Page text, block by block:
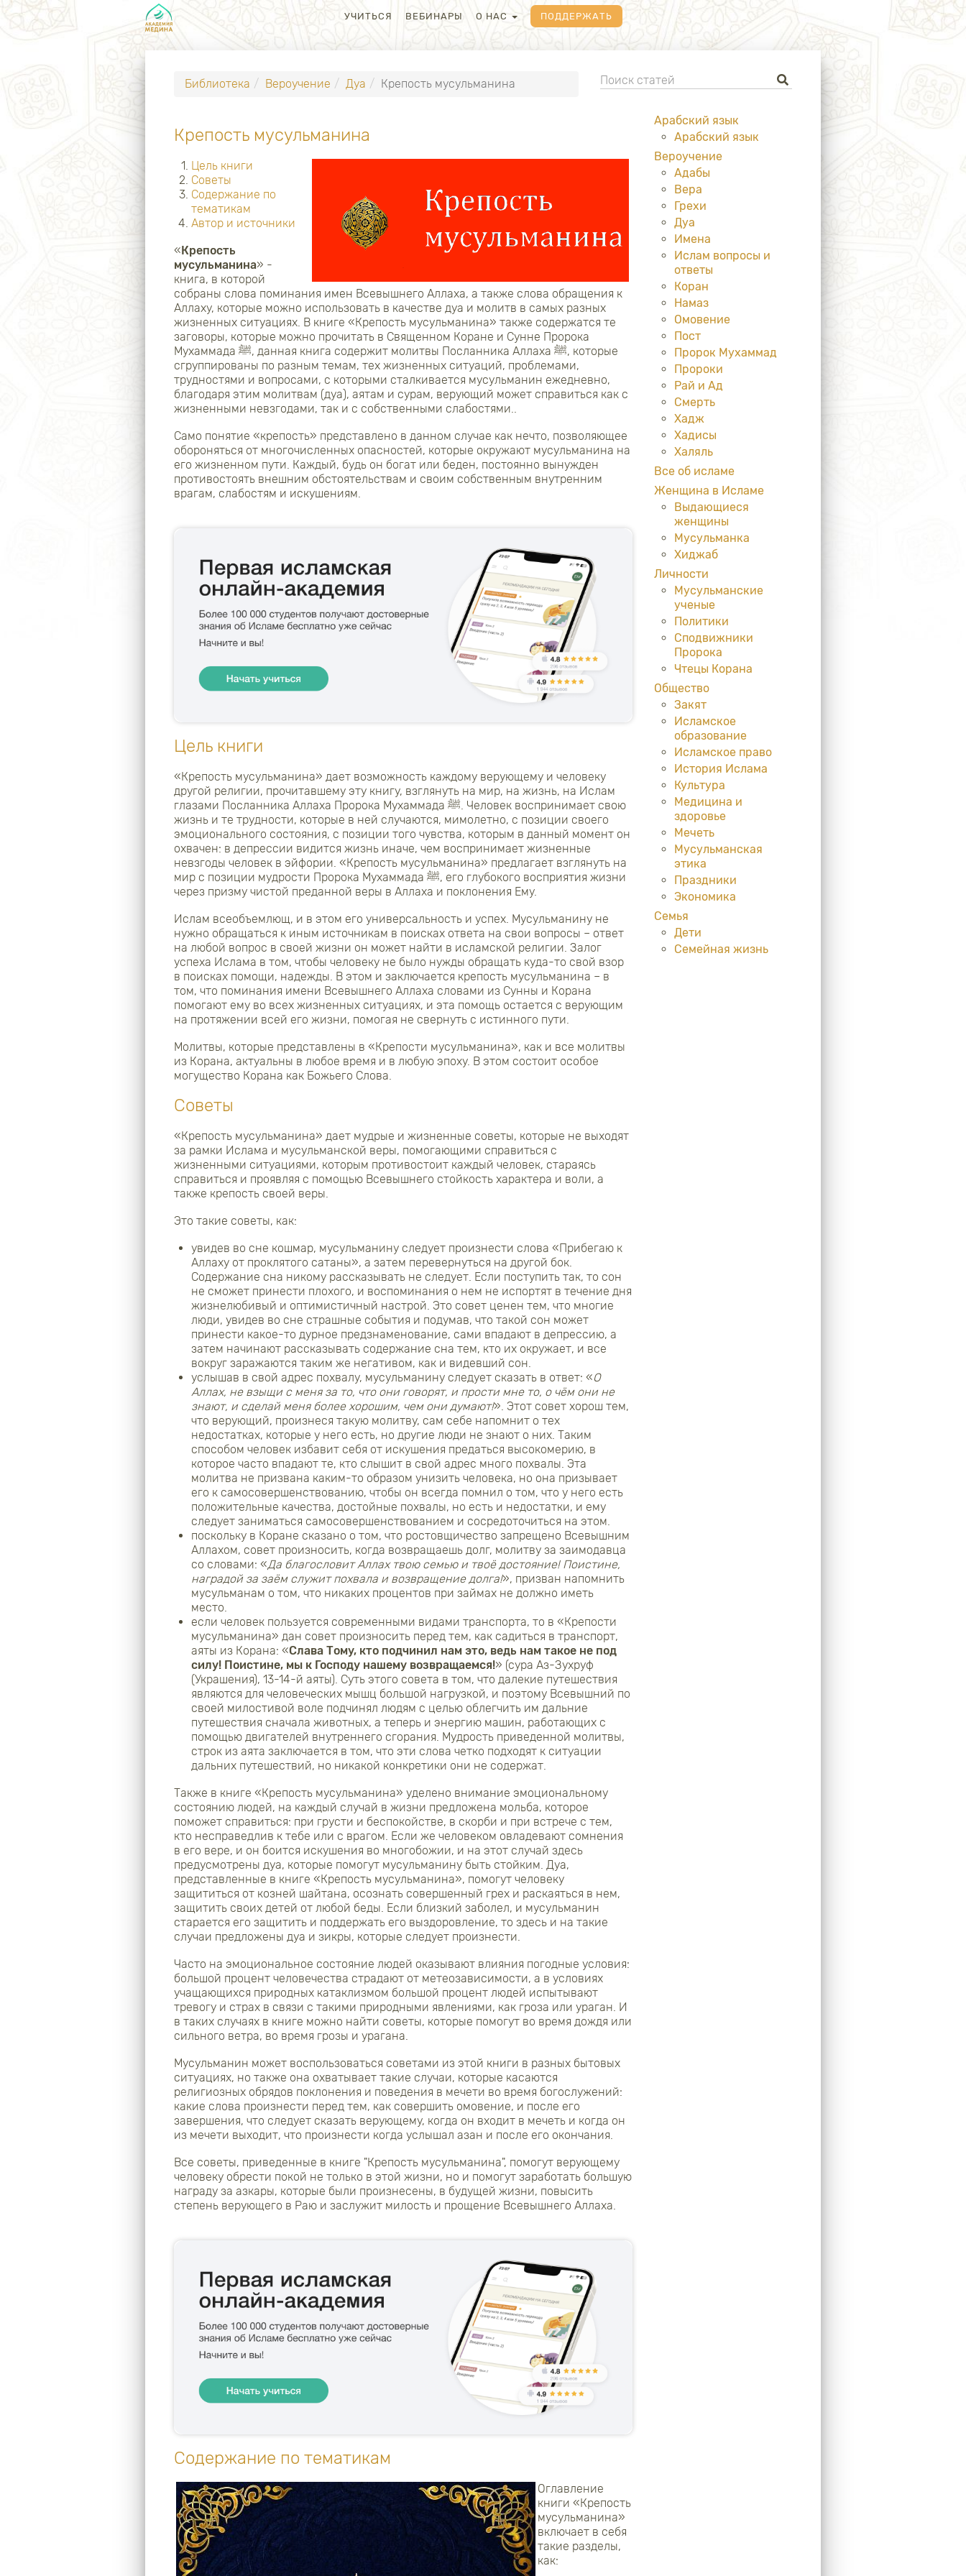
УЧИТЬСЯ ВЕБИНАРЫ О НАС ПОДДЕРЖАТЬ
Библиотека Вероучение Дуа Крепость мусульманина
Крепость мусульманина
Цель книги
Советы
Содержание по
тематикам
Автор и источники
«Крепость
мусульманина» -
книга, в которой
собраны слова поминания имен Всевышнего Аллаха, а также слова обращения к
Аллаху, которые можно использовать в качестве дуа и молитв в самых разных
жизненных ситуациях. В книге «Крепость мусульманина» также содержатся те
заговоры, которые можно прочитать в Священном Коране и Сунне Пророка
Мухаммада ﷺ, данная книга содержит молитвы Посланника Аллаха ﷺ, которые
сгруппированы по разным темам, тех жизненных ситуаций, проблемами,
трудностями и вопросами, с которыми сталкивается мусульманин ежедневно,
благодаря этим молитвам (дуа), аятам и сурам, верующий может справиться как с
жизненными невзгодами, так и с собственными слабостями..
Само понятие «крепость» представлено в данном случае как нечто, позволяющее
обороняться от многочисленных опасностей, которые окружают мусульманина на
его жизненном пути. Каждый, будь он богат или беден, постоянно вынужден
противостоять внешним обстоятельствам и своим собственным внутренним
врагам, слабостям и искушениям.
Цель книги
«Крепость мусульманина» дает возможность каждому верующему и человеку
другой религии, прочитавшему эту книгу, взглянуть на мир, на жизнь, на Ислам
глазами Посланника Аллаха Пророка Мухаммада ﷺ. Человек воспринимает свою
жизнь и те трудности, которые в ней случаются, мимолетно, с позиции своего
эмоционального состояния, с позиции того чувства, которым в данный момент он
охвачен: в депрессии видится жизнь иначе, чем воспринимает жизненные
невзгоды человек в эйфории. «Крепость мусульманина» предлагает взглянуть на
мир с позиции мудрости Пророка Мухаммада ﷺ, его глубокого восприятия жизни
через призму чистой преданной веры в Аллаха и поклонения Ему.
Ислам всеобъемлющ, и в этом его универсальность и успех. Мусульманину не
нужно обращаться к иным источникам в поисках ответа на свои вопросы – ответ
на любой вопрос в своей жизни он может найти в исламской религии. Залог
успеха Ислама в том, чтобы человеку не было нужды обращать куда-то свой взор
в поисках помощи, надежды. В этом и заключается крепость мусульманина – в
том, что поминания имени Всевышнего Аллаха словами из Сунны и Корана
помогают ему во всех жизненных ситуациях, и эта помощь остается с верующим
на протяжении всей его жизни, помогая не свернуть с истинного пути.
Молитвы, которые представлены в «Крепости мусульманина», как и все молитвы
из Корана, актуальны в любое время и в любую эпоху. В этом состоит особое
могущество Корана как Божьего Слова.
Советы
«Крепость мусульманина» дает мудрые и жизненные советы, которые не выходят
за рамки Ислама и мусульманской веры, помогающими справиться с
жизненными ситуациями, которым противостоит каждый человек, стараясь
справиться и проявляя с помощью Всевышнего стойкость характера и воли, а
также крепость своей веры.
Это такие советы, как:
увидев во сне кошмар, мусульманину следует произнести слова «Прибегаю к
Аллаху от проклятого сатаны», а затем перевернуться на другой бок.
Содержание сна никому рассказывать не следует. Если поступить так, то сон
не сможет принести плохого, и воспоминания о нем не испортят в течение дня
жизнелюбивый и оптимистичный настрой. Это совет ценен тем, что многие
люди, увидев во сне страшные события и подумав, что такой сон может
принести какое-то дурное предзнаменование, сами впадают в депрессию, а
затем начинают рассказывать содержание сна тем, кто их окружает, и все
вокруг заражаются таким же негативом, как и видевший сон.
услышав в свой адрес похвалу, мусульманину следует сказать в ответ: «О
Аллах, не взыщи с меня за то, что они говорят, и прости мне то, о чём они не
знают, и сделай меня более хорошим, чем они думают!». Этот совет хорош тем,
что верующий, произнеся такую молитву, сам себе напомнит о тех
недостатках, которые у него есть, но другие люди не знают о них. Таким
способом человек избавит себя от искушения предаться высокомерию, в
которое часто впадают те, кто слышит в свой адрес много похвалы. Эта
молитва не призвана каким-то образом унизить человека, но она призывает
его к самосовершенствованию, чтобы он всегда помнил о том, что у него есть
положительные качества, достойные похвалы, но есть и недостатки, и ему
следует заниматься самосовершенствованием и сосредоточиться на этом.
поскольку в Коране сказано о том, что ростовщичество запрещено Всевышним
Аллахом, совет произносить, когда возвращаешь долг, молитву за заимодавца
со словами: «Да благословит Аллах твою семью и твоё достояние! Поистине,
наградой за заём служит похвала и возвращение долга!», призван напомнить
мусульманам о том, что никаких процентов при займах не должно иметь
место.
если человек пользуется современными видами транспорта, то в «Крепости
мусульманина» дан совет произносить перед тем, как садиться в транспорт,
аяты из Корана: «Слава Тому, кто подчинил нам это, ведь нам такое не под
силу! Поистине, мы к Господу нашему возвращаемся!» (сура Аз-Зухруф
(Украшения), 13-14-й аяты). Суть этого совета в том, что далекие путешествия
являются для человеческих мышц большой нагрузкой, и поэтому Всевышний по
своей милостивой воле подчинял людям с целью облегчить им дальние
путешествия сначала животных, а теперь и энергию машин, работающих с
помощью двигателей внутреннего сгорания. Мудрость приведенной молитвы,
строк из аята заключается в том, что эти слова четко подходят к ситуации
дальних путешествий, но никакой конкретики они не содержат.
Также в книге «Крепость мусульманина» уделено внимание эмоциональному
состоянию людей, на каждый случай в жизни предложена мольба, которое
поможет справиться: при грусти и беспокойстве, в скорби и при встрече с тем,
кто несправедлив к тебе или с врагом. Если же человеком овладевают сомнения
в его вере, и он боится искушения во многобожии, и на этот случай здесь
предусмотрены дуа, которые помогут мусульманину быть стойким. Дуа,
представленные в книге «Крепость мусульманина», помогут человеку
защититься от козней шайтана, осознать совершенный грех и раскаяться в нем,
защитить своих детей от любой беды. Если близкий заболел, и мусульманин
старается его защитить и поддержать его выздоровление, то здесь и на такие
случаи предложены дуа и зикры, которые следует произнести.
Часто на эмоциональное состояние людей оказывают влияния погодные условия:
большой процент человечества страдают от метеозависимости, а в условиях
учащающихся природных катаклизмом большой процент людей испытывают
тревогу и страх в связи с такими природными явлениями, как гроза или ураган. И
в таких случаях в книге можно найти советы, которые помогут во время дождя или
сильного ветра, во время грозы и урагана.
Мусульманин может воспользоваться советами из этой книги в разных бытовых
ситуациях, но также она охватывает такие случаи, которые касаются
религиозных обрядов поклонения и поведения в мечети во время богослужений:
какие слова произнести перед тем, как совершить омовение, и после его
завершения, что следует сказать верующему, когда он входит в мечеть и когда он
из мечети выходит, что произнести когда услышал азан и после его окончания.
Все советы, приведенные в книге "Крепость мусульманина", помогут верующему
человеку обрести покой не только в этой жизни, но и помогут заработать большую
награду за азкары, которые были произнесены, в будущей жизни, повысить
степень верующего в Раю и заслужит милость и прощение Всевышнего Аллаха.
Содержание по тематикам
Оглавление
книги «Крепость
мусульманина»
включает в себя
такие разделы,
как:
Арабский язык
Арабский язык
Вероучение
Адабы
Вера
Грехи
Дуа
Имена
Ислам вопросы и
ответы
Коран
Намаз
Омовение
Пост
Пророк Мухаммад
Пророки
Рай и Ад
Смерть
Хадж
Хадисы
Халяль
Все об исламе
Женщина в Исламе
Выдающиеся
женщины
Мусульманка
Хиджаб
Личности
Мусульманские
ученые
Политики
Сподвижники
Пророка
Чтецы Корана
Общество
Закят
Исламское
образование
Исламское право
История Ислама
Культура
Медицина и
здоровье
Мечеть
Мусульманская
этика
Праздники
Экономика
Семья
Дети
Семейная жизнь